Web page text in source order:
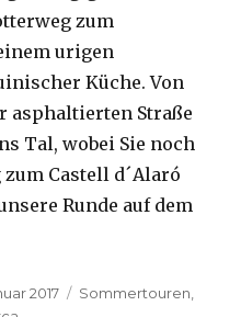
zum
urigen
Küche. Von
asphaltierten Straße
Tal, wobei Sie noch
Castell d´Alaró
Runde auf dem
2017 Kategorien
Sommertouren